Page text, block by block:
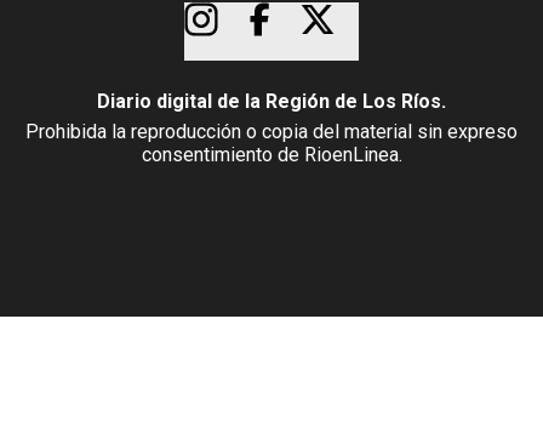
Diario digital de la Región de Los Ríos.
Prohibida la reproducción o copia del material sin expreso
consentimiento de RioenLinea.